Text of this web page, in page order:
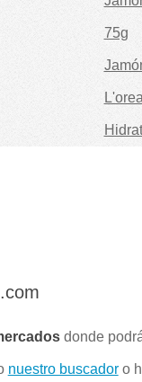
75g
donde
nuestro buscadoro